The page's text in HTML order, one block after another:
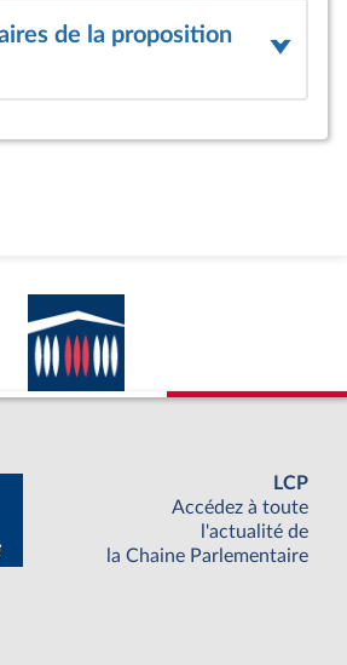
de la proposition
LCP
Accédez à toute
l'actualité de
la Chaine Parlementaire